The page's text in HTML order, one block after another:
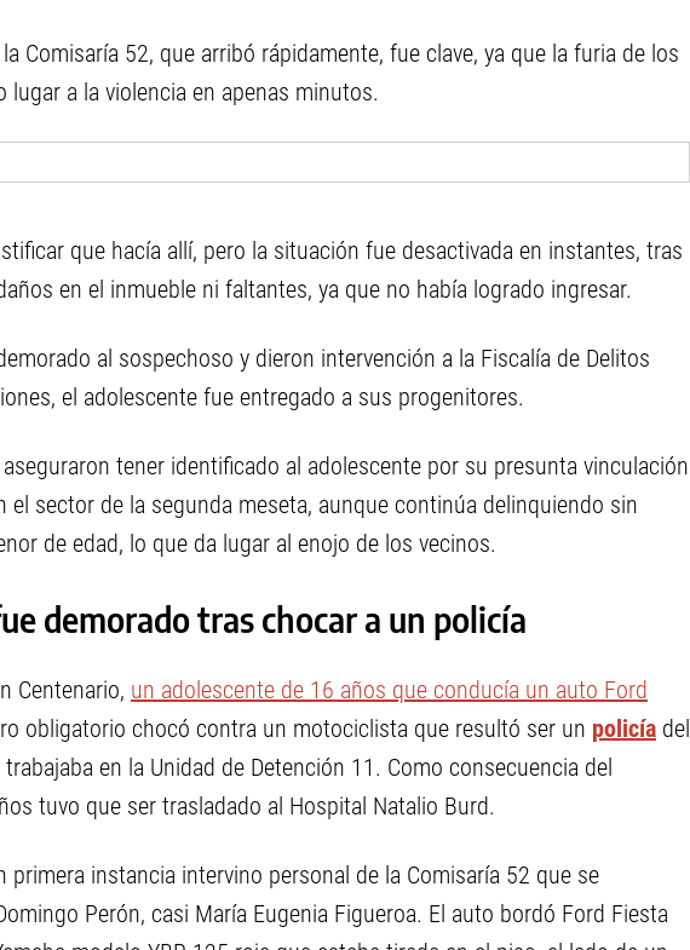
Comisaría 52, que arribó rápidamente, fue clave, ya que la furia de los
lugar a la violencia en apenas minutos.
que hacía allí, pero la situación fue desactivada en instantes, tras
en el inmueble ni faltantes, ya que no había logrado ingresar.
al sospechoso y dieron intervención a la Fiscalía de Delitos
el adolescente fue entregado a sus progenitores.
tener identificado al adolescente por su presunta vinculación
el sector de la segunda meseta, aunque continúa delinquiendo sin
de edad, lo que da lugar al enojo de los vecinos.
demorado tras chocar a un policía
Centenario, un adolescente de 16 años que conducía un auto Ford
obligatorio chocó contra un motociclista que resultó ser un policía del
en la Unidad de Detención 11. Como consecuencia del
tuvo que ser trasladado al Hospital Natalio Burd.
primera instancia intervino personal de la Comisaría 52 que se
Perón, casi María Eugenia Figueroa. El auto bordó Ford Fiesta